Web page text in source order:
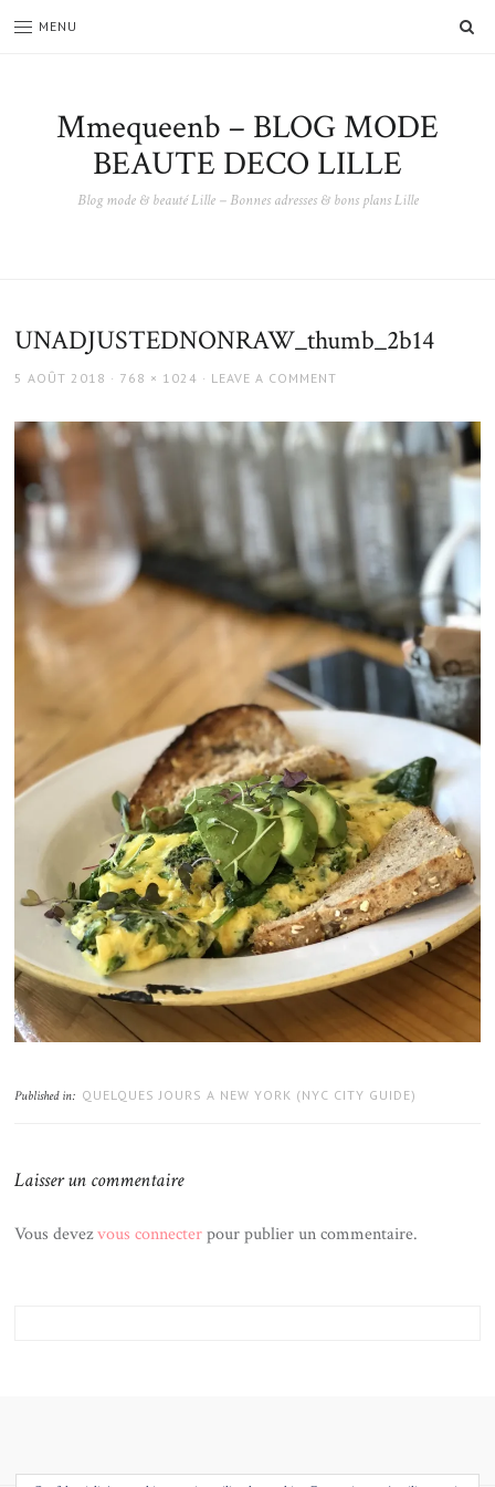
MENU
Mmequeenb – BLOG MODE
BEAUTE DECO LILLE
Blog mode & beauté Lille – Bonnes adresses & bons plans Lille
UNADJUSTEDNONRAW_thumb_2b14
POSTED
5 AOÛT 2018
FULL
768 × 1024 LEAVE A COMMENT
Published in: QUELQUES JOURS A NEW YORK (NYC CITY GUIDE)
Laisser un commentaire
Vous devezvous connecterpour publier un commentaire.